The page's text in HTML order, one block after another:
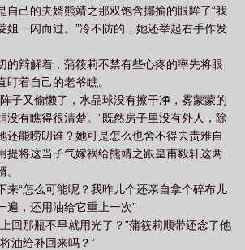
自己的夫婿熊靖之那双饱含揶揄的眼眸了“我
姐一闪而过。”冷不防的，她还举起右手作发
的辩解着，蒲筱莉不禁有些心疼的率先将眼
着自己的老爷瞧。
子又偷懒了，水晶球没有擦干净，雾蒙蒙的
没有瞧得很清楚。”既然房子里没有外人，除
还能唠叨谁？她可是怎么也舍不得去责难自
提将这当子气嫁祸给熊靖之跟皇甫毅轩这两
来“怎么可能呢？我昨儿个还亲自拿个碎布儿
遍，还用油给它重上一次”
回那瓶不早就用光了？”蒲筱莉顺带还念了他
油给补回来吗？”